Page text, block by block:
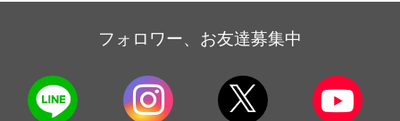
フォロワー、お友達募集中